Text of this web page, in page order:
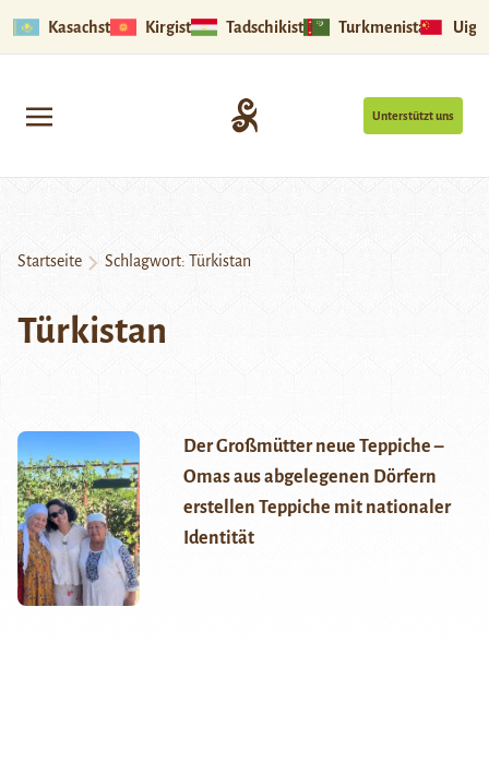
Kasachstan Kirgistan Tadschikistan Turkmenistan
Unterstützt uns
Startseite Schlagwort: Türkistan
Türkistan
Der Großmütter neue Teppiche –
Omas aus abgelegenen Dörfern
erstellen Teppiche mit nationaler
Identität